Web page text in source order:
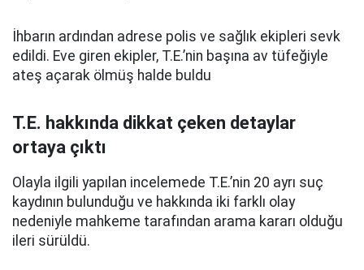
İhbarın ardından adrese polis ve sağlık ekipleri sevk
edildi. Eve giren ekipler, T.E.’nin başına av tüfeğiyle
ateş açarak ölmüş halde buldu
T.E. hakkında dikkat çeken detaylar
ortaya çıktı
Olayla ilgili yapılan incelemede T.E.’nin 20 ayrı suç
kaydının bulunduğu ve hakkında iki farklı olay
nedeniyle mahkeme tarafından arama kararı olduğu
ileri sürüldü.